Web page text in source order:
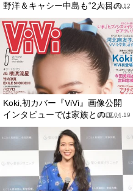
野洋＆キャシー中島も“2人目の...
2019.06.12
Koki,初カバー『ViVi』画像公開
インタビューでは家族とのエ...
2019.04.19